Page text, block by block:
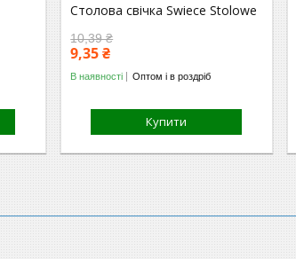
Столова свічка Swiece Stolowe
10,39 ₴
9,35 ₴
В наявності Оптом і в роздріб
Купити